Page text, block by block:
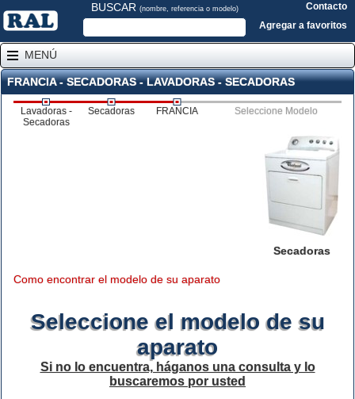
BUSCAR (nombre, referencia o modelo)
Contacto
Agregar a favoritos
MENÚ
FRANCIA - SECADORAS - LAVADORAS - SECADORAS
Lavadoras -
Secadoras
Secadoras FRANCIA Seleccione Modelo
Secadoras
Como encontrar el modelo de su aparato
Seleccione el modelo de su
aparato
Si no lo encuentra, háganos una consulta y lo
buscaremos por usted